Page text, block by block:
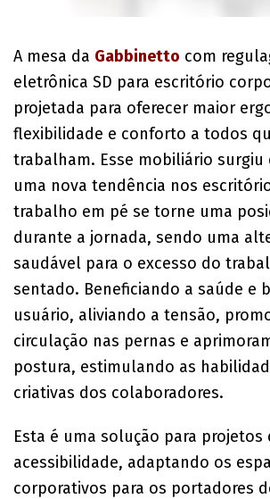
A mesa da Gabbinetto com
eletrônica SD para escritório
projetada para oferecer maior
flexibilidade e conforto a todos
trabalham. Esse mobiliário surgiu
uma nova tendência nos
trabalho em pé se torne uma
durante a jornada, sendo uma
saudável para o excesso do
sentado. Beneficiando a saúde e
usuário, aliviando a tensão,
circulação nas pernas e
postura, estimulando as
criativas dos colaboradores.
Esta é uma solução para projetos
acessibilidade, adaptando os
corporativos para os portadores